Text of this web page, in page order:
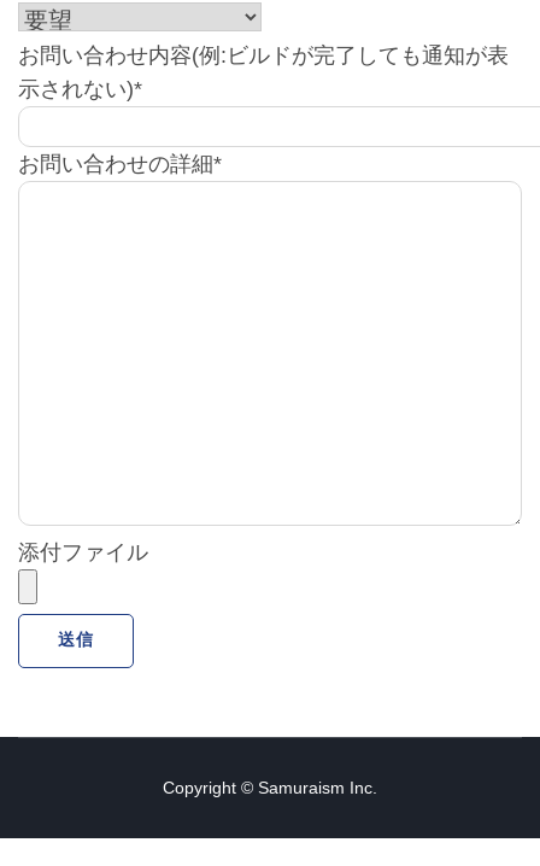
お問い合わせ内容(例:ビルドが完了しても通知が表
示されない)*
お問い合わせの詳細*
添付ファイル
Copyright © Samuraism Inc.